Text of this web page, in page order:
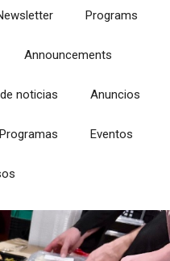
Programs
Announcements
noticias Anuncios
Programas Eventos